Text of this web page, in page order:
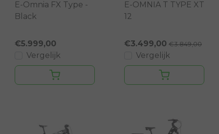
E-Omnia FX Type -
Black
€5.999,00
Vergelijk
E-OMNIA T TYPE XT
12
€3.499,00 €3.849,00
Vergelijk